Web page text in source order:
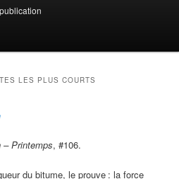
LES PLUS COURTS
– Printemps, #106.
du bitume, le prouve : la force